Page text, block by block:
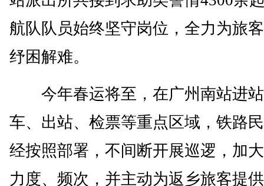
航队队员始终坚守岗位，全力为旅
纾困解难。
今年春运将至，在广州南站进
车、出站、检票等重点区域，铁路
经按照部署，不间断开展巡逻，加
力度、频次，并主动为返乡旅客提